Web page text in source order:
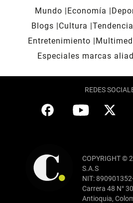
Mundo Economía
Blogs
Cultura
Entretenimiento
Especiales marcas
REDES
COPYRIGHT ©
S.A.S
NIT:
Carrera 48 N°
Antioquia,